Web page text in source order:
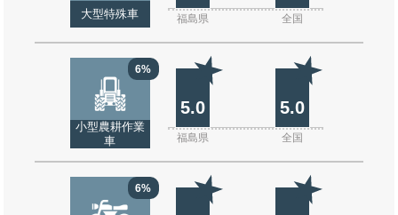
大型特殊車 福島県 全国
6%
小型農耕作業
車
5.0 5.0
福島県 全国
6%